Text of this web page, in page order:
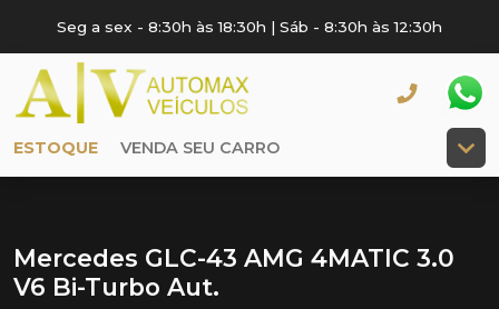
Seg a sex - 8:30h às 18:30h | Sáb - 8:30h às 12:30h
ESTOQUE VENDA SEU CARRO
Mercedes GLC-43 AMG 4MATIC 3.0
V6 Bi-Turbo Aut.